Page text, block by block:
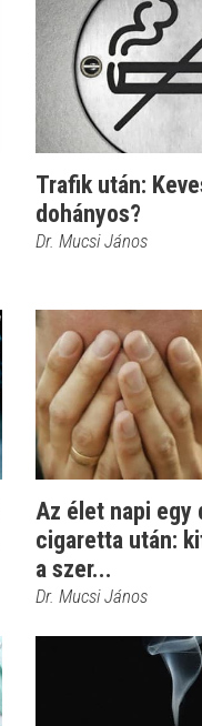
Trafik után:
dohányos?
Dr. Mucsi János
Az élet napi egy
cigaretta után:
a szer...
Dr. Mucsi János